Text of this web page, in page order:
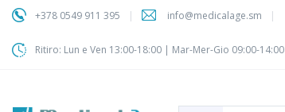
+378 0549 911 395 info@medicalage.sm
Ritiro: Lun e Ven 13:00-18:00 | Mar-Mer-Gio 09:00-14:00